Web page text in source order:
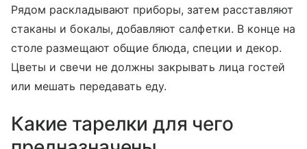
Рядом раскладывают приборы, затем расставляют
стаканы и бокалы, добавляют салфетки. В конце на
столе размещают общие блюда, специи и декор.
Цветы и свечи не должны закрывать лица гостей
или мешать передавать еду.
Какие тарелки для чего